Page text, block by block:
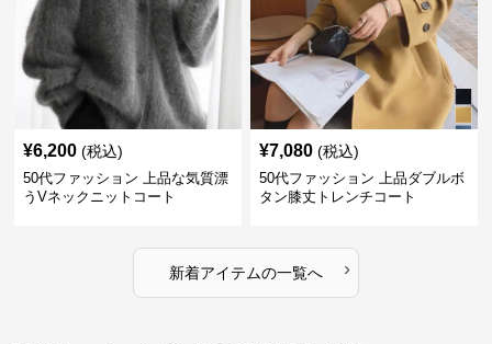
¥6,200 (税込)
50代ファッション 上品な気質漂
うVネックニットコート
¥7,080 (税込)
50代ファッション 上品ダブルボ
タン膝丈トレンチコート
新着アイテムの一覧へ ›